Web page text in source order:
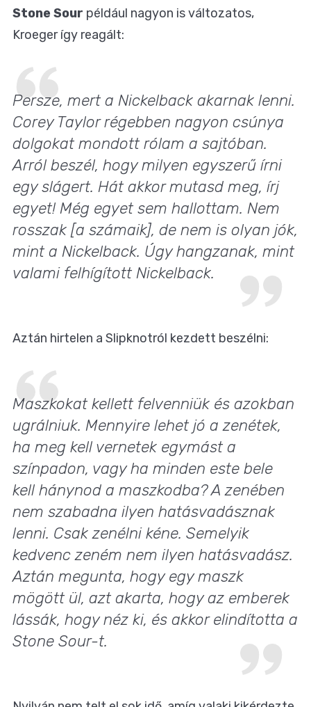
Stone Sour például nagyon is változatos,
Kroeger így reagált:
Persze, mert a Nickelback akarnak lenni.
Corey Taylor régebben nagyon csúnya
dolgokat mondott rólam a sajtóban.
Arról beszél, hogy milyen egyszerű írni
egy slágert. Hát akkor mutasd meg, írj
egyet! Még egyet sem hallottam. Nem
rosszak [a számaik], de nem is olyan jók,
mint a Nickelback. Úgy hangzanak, mint
valami felhígított Nickelback.
Aztán hirtelen a Slipknotról kezdett beszélni:
Maszkokat kellett felvenniük és azokban
ugrálniuk. Mennyire lehet jó a zenétek,
ha meg kell vernetek egymást a
színpadon, vagy ha minden este bele
kell hánynod a maszkodba? A zenében
nem szabadna ilyen hatásvadásznak
lenni. Csak zenélni kéne. Semelyik
kedvenc zeném nem ilyen hatásvadász.
Aztán megunta, hogy egy maszk
mögött ül, azt akarta, hogy az emberek
lássák, hogy néz ki, és akkor elindította a
Stone Sour-t.